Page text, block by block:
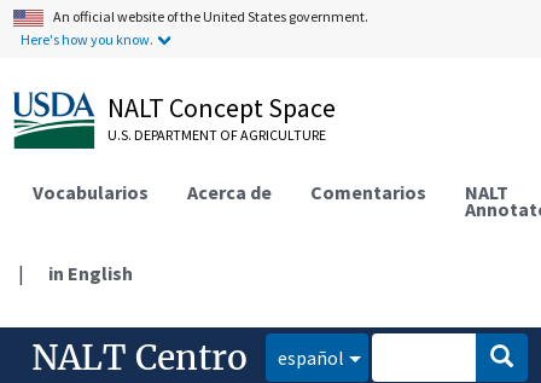
An official website of the United States government.
Here's how you know.
NALT Concept Space
U.S. DEPARTMENT OF AGRICULTURE
Vocabularios Acerca de Comentarios NALT
| in English
NALT Centro español